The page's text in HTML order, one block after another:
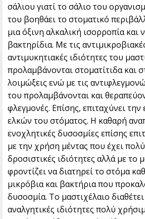
σάλιου γιατί το σάλιο του
του βοηθάει το στοματικό
μια όξινη αλκαλική ισορροπία και
βακτηρίδια. Με τις
αντιμυκητιακές ιδιότητες του
προλαμβάνονται στοματίτιδα και
λοιμώξεις ενώ με τις
του προλαμβάνονται και
φλεγμονές. Επίσης, επιταχύνει
ελκών του στόματος. Η καθαρή
ενοχλητικές δυσοσμίες επίσης
με την χρήση μέντας που έχει
δροσιστικές ιδιότητες αλλά με το
φροντίζει να διατηρεί το στόμα
μικρόβια και βακτήρια που
δυσοσμία. Το μαστιχέλαιο
αναλγητικές ιδιότητες πολύ